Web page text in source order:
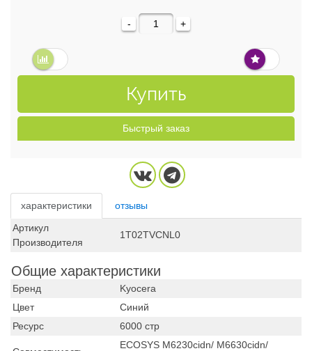
- +
Купить
Быстрый заказ
характеристики
отзывы
Артикул
Производителя
1T02TVCNL0
Общие характеристики
Бренд
Kyocera
Цвет
Синий
Ресурс
6000 стр
ECOSYS M6230cidn/ M6630cidn/